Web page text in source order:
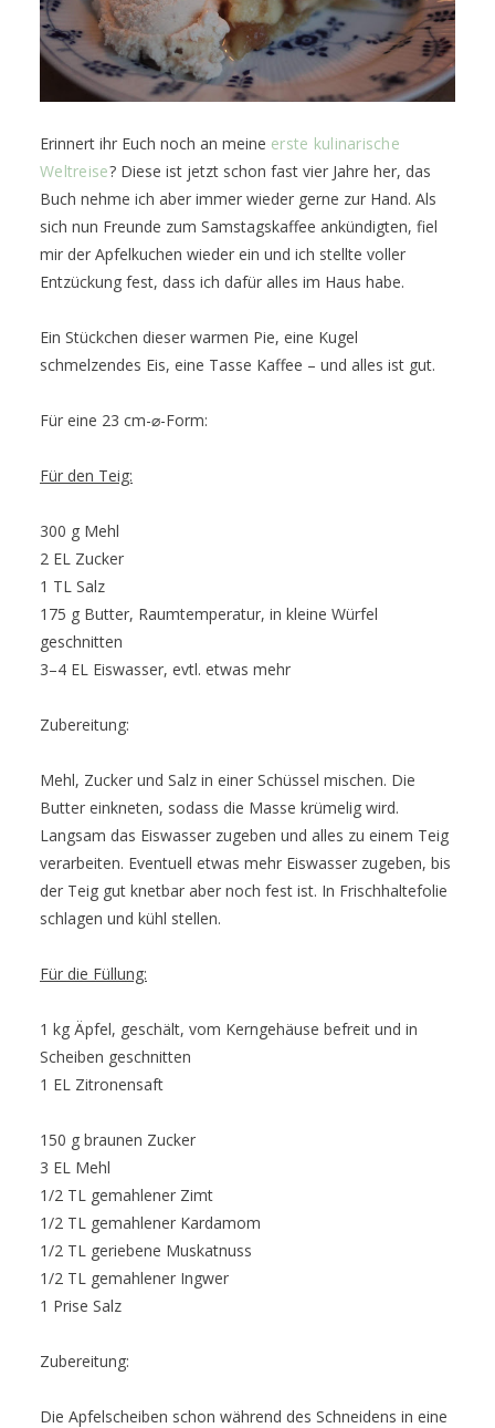
Erinnert ihr Euch noch an meine erste kulinarische
Weltreise? Diese ist jetzt schon fast vier Jahre her, das
Buch nehme ich aber immer wieder gerne zur Hand. Als
sich nun Freunde zum Samstagskaffee ankündigten, fiel
mir der Apfelkuchen wieder ein und ich stellte voller
Entzückung fest, dass ich dafür alles im Haus habe.
Ein Stückchen dieser warmen Pie, eine Kugel
schmelzendes Eis, eine Tasse Kaffee – und alles ist gut.
Für eine 23 cm-⌀-Form:
Für den Teig:
300 g Mehl
2 EL Zucker
1 TL Salz
175 g Butter, Raumtemperatur, in kleine Würfel
geschnitten
3–4 EL Eiswasser, evtl. etwas mehr
Zubereitung:
Mehl, Zucker und Salz in einer Schüssel mischen. Die
Butter einkneten, sodass die Masse krümelig wird.
Langsam das Eiswasser zugeben und alles zu einem Teig
verarbeiten. Eventuell etwas mehr Eiswasser zugeben, bis
der Teig gut knetbar aber noch fest ist. In Frischhaltefolie
schlagen und kühl stellen.
Für die Füllung:
1 kg Äpfel, geschält, vom Kerngehäuse befreit und in
Scheiben geschnitten
1 EL Zitronensaft
150 g braunen Zucker
3 EL Mehl
1/2 TL gemahlener Zimt
1/2 TL gemahlener Kardamom
1/2 TL geriebene Muskatnuss
1/2 TL gemahlener Ingwer
1 Prise Salz
Zubereitung:
Die Apfelscheiben schon während des Schneidens in eine